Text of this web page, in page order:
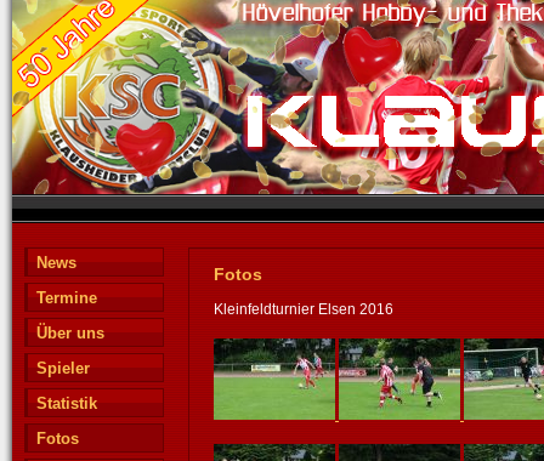
News
Termine
Über uns
Spieler
Statistik
Fotos
Fotos
Kleinfeldturnier Elsen 2016